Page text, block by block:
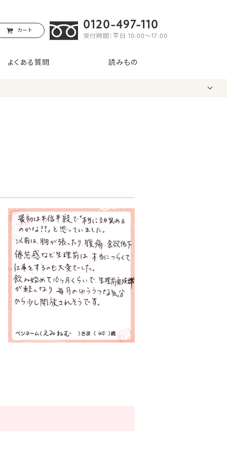
カート 0120-497-110
受付時間：平日 10:00〜17:00
よくある質問 読みもの